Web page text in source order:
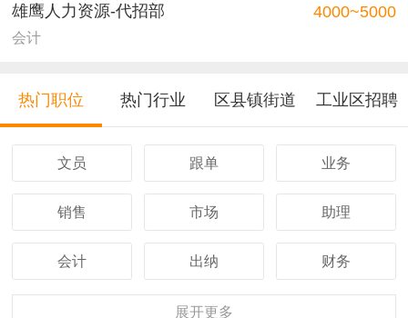
雄鹰人力资源-代招部
会计
4000~5000
热门职位 热门行业 区县镇街道 工业区招聘
文员 跟单 业务
销售 市场 助理
会计 出纳 财务
行政
展开更多